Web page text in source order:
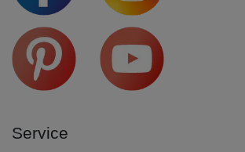
Service